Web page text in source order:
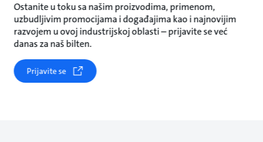
Ostanite u toku sa našim proizvodima, primenom,
uzbudljivim promocijama i događajima kao i najnovijim
razvojem u ovoj industrijskoj oblasti – prijavite se već
danas za naš bilten.
Prijavite se